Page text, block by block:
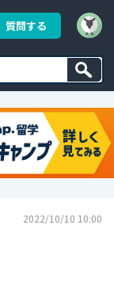
質問する
2022/10/10 10:00